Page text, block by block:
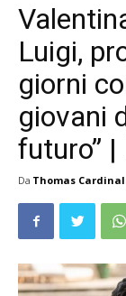
Luigi,
giorni
giovani
futuro”
Da Thomas